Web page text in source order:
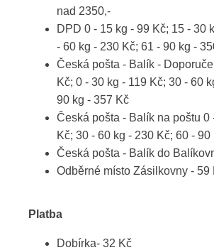
nad 2350,-
DPD 0 - 15 kg - 99 Kč; 15 - 30
- 60 kg - 230 Kč; 61 - 90 kg -
Česká pošta - Balík -
Kč; 0 - 30 kg - 119 Kč; 30 - 60
90 kg - 357 Kč
Česká pošta - Balík na poštu 0
Kč; 30 - 60 kg - 230 Kč; 60 -
Česká pošta - Balík do
Odběrné místo Zásilkovny - 59
Platba
Dobírka- 32 Kč